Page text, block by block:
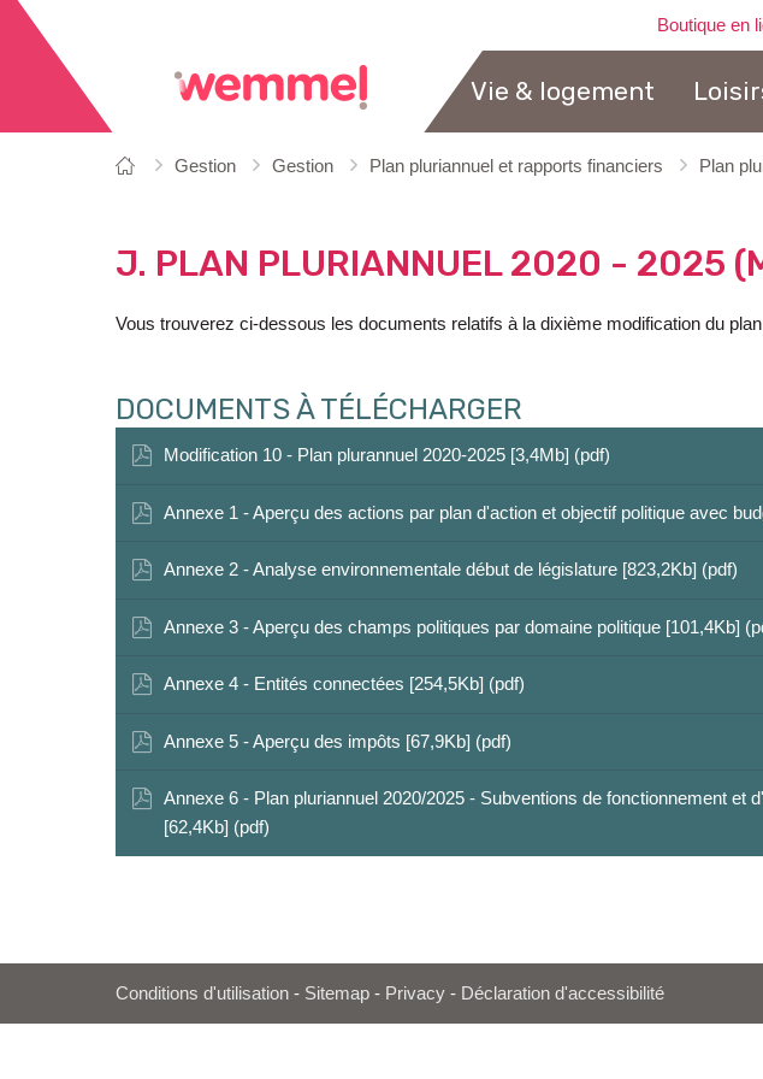
Boutique en
Vie & logement
êtes
Page
Gestion Gestion Plan pluriannuel et rapports financiers Plan
J. PLAN PLURIANNUEL 2020 - 2025
Vous trouverez ci-dessous les documents relatifs à la dixième modification du
DOCUMENTS À TÉLÉCHARGER
Modification 10 - Plan plurannuel 2020-2025 [3,4Mb] (pdf)
Annexe 1 - Aperçu des actions par plan d'action et objectif politique avec
Annexe 2 - Analyse environnementale début de législature [823,2Kb] (pdf)
Annexe 3 - Aperçu des champs politiques par domaine politique [101,4Kb]
Annexe 4 - Entités connectées [254,5Kb] (pdf)
Annexe 5 - Aperçu des impôts [67,9Kb] (pdf)
Annexe 6 - Plan pluriannuel 2020/2025 - Subventions de fonctionnement et
[62,4Kb] (pdf)
Conditions d'utilisation - Sitemap - Privacy - Déclaration d'accessibilité